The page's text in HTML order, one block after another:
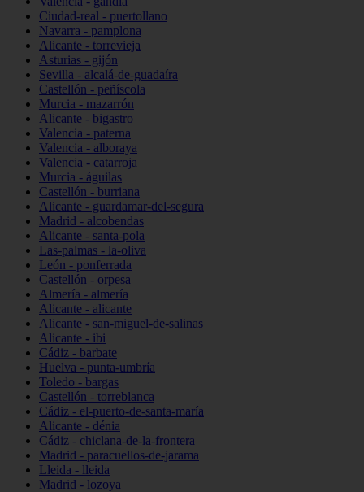
Ciudad-real - puertollano
Navarra - pamplona
Alicante - torrevieja
Asturias - gijón
Sevilla - alcalá-de-guadaíra
Castellón - peñíscola
Murcia - mazarrón
Alicante - bigastro
Valencia - paterna
Valencia - alboraya
Valencia - catarroja
Murcia - águilas
Castellón - burriana
Alicante - guardamar-del-segura
Madrid - alcobendas
Alicante - santa-pola
Las-palmas - la-oliva
León - ponferrada
Castellón - orpesa
Almería - almería
Alicante - alicante
Alicante - san-miguel-de-salinas
Alicante - ibi
Cádiz - barbate
Huelva - punta-umbría
Toledo - bargas
Castellón - torreblanca
Cádiz - el-puerto-de-santa-maría
Alicante - dénia
Cádiz - chiclana-de-la-frontera
Madrid - paracuellos-de-jarama
Lleida - lleida
Madrid - lozoya